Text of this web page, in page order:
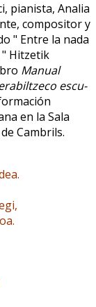
pianista, Analia
compositor y
" Entre la nada
Hitzetik
Manual
escu-
en la Sala
Cambrils.